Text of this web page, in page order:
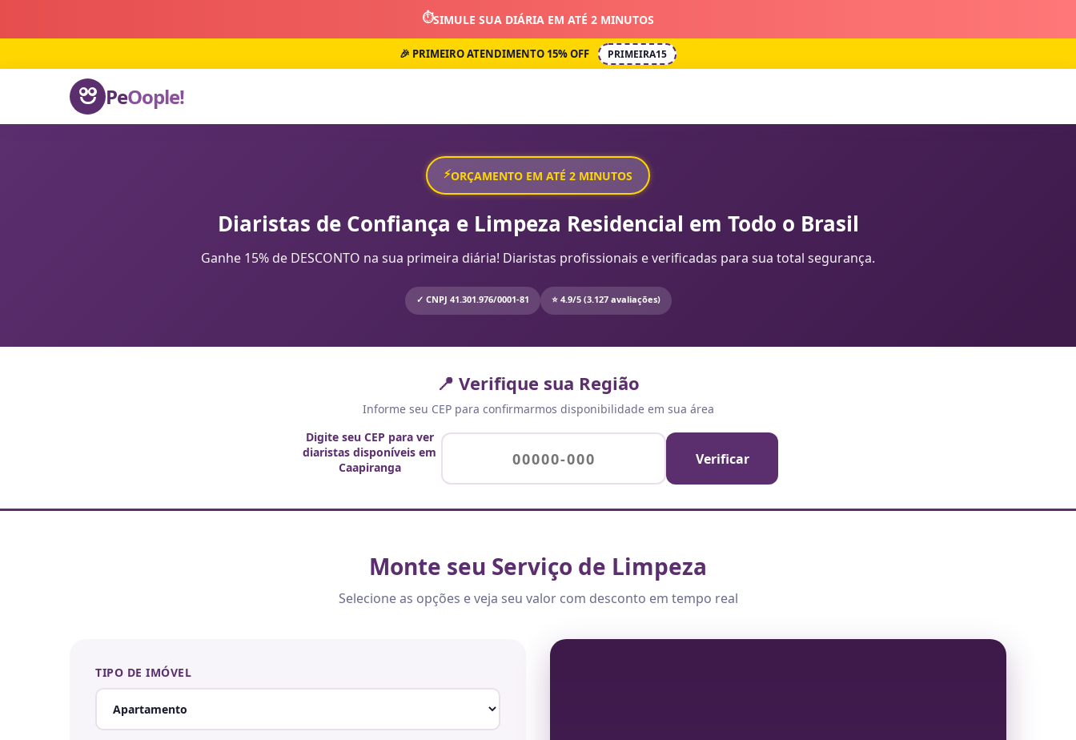
⏱️SIMULE SUA DIÁRIA EM ATÉ 2 MINUTOS
🎉 PRIMEIRO ATENDIMENTO 15% OFF PRIMEIRA15
PeOople!
⚡ORÇAMENTO EM ATÉ 2 MINUTOS
Diaristas de Confiança e Limpeza Residencial em Todo o Brasil
Ganhe 15% de DESCONTO na sua primeira diária! Diaristas profissionais e verificadas para sua total segurança.
✓ CNPJ 41.301.976/0001-81 ⭐ 4.9/5 (3.127 avaliações)
📍 Verifique sua Região
Informe seu CEP para confirmarmos disponibilidade em sua área
Digite seu CEP para ver
diaristas disponíveis em
Caapiranga
Verificar
Monte seu Serviço de Limpeza
Selecione as opções e veja seu valor com desconto em tempo real
TIPO DE IMÓVEL